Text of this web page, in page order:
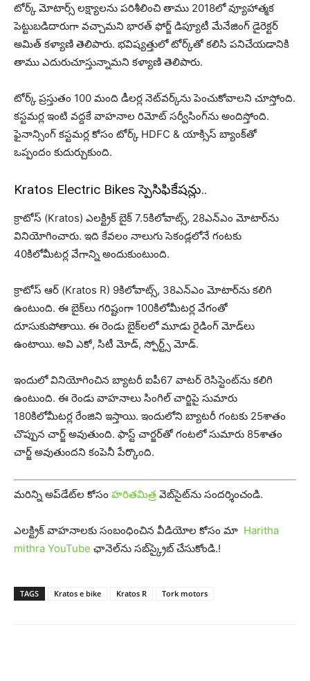
టోర్క్ మోటార్స్ ల‌క్ష్యాల‌ను ప‌రిశీలించి తాము 2018లో వ్యూహాత్మక
పెట్టుబడిదారుగా వచ్చామని భారత్ ఫోర్జ్ డిప్యూటీ మేనేజింగ్ డైరెక్టర్
అమిత్ కళ్యాణి తెలిపారు. భవిష్యత్తులో టోర్క్‌తో కలిసి పనిచేయడానికి
తాము ఎదురుచూస్తున్నామని కళ్యాణి తెలిపారు.
టోర్క్ ప్రస్తుతం 100 మంది డీలర్ల నెట్‌వర్క్‌ను పెంచుకోవాల‌ని చూస్తోంది.
కస్టమర్ల ఇంటి వద్దకే వాహనాల రిమోట్ సర్వీసింగ్‌ను అందిస్తోంది.
ఫైనాన్సింగ్ కస్టమర్ల కోసం టోర్క్ HDFC & యాక్సిస్ బ్యాంక్‌తో
ఒప్పందం కుదుర్చుకుంది.
Kratos Electric Bikes స్పెసిఫికేష‌న్లు..
క్రాటోస్ (Kratos) ఎల‌క్ట్రిక్ బైక్ 7.5కిలోవాట్స్, 28ఎన్ఎం మోటార్‌ను
వినియోగించారు. ఇది కేవ‌లం నాలుగు సెకండ్ల‌లోనే గంట‌కు
40కిలోమీట‌ర్ల వేగాన్ని అందుకుంటుంది.
క్రాటోస్ ఆర్ (Kratos R) 9కిలోవాట్స్‌, 38ఎన్ఎం మోటార్‌ను క‌లిగి
ఉంటుంది. ఈ బైక్‌లు గ‌రిష్టంగా 100కిలోమీట‌ర్ల వేగంతో
దూసుకుపోతాయి. ఈ రెండు బైక్‌లలో మూడు రైడింగ్ మోడ్‌లు
ఉంటాయి. అవి ఎకో, సిటీ మోడ్‌, స్పోర్ట్స్ మోడ్‌.
ఇందులో వినియోగించిన బ్యాట‌రీ ఐపీ67 వాట‌ర్ రెసిస్టెంట్‌ను క‌లిగి
ఉంటుంది. ఈ రెండు వాహ‌నాలు సింగిల్ చార్జిపై సుమారు
180కిలోమీట‌ర్ల రేంజిని ఇస్తాయి. ఇందులోని బ్యాట‌రీ గంట‌కు 25శాతం
చొప్పున చార్జ్ అవుతుంది. ఫాస్ట్ చార్జ‌ర్‌తో గంట‌లో సుమారు 85శాతం
చార్జ్ అవుతుంద‌ని కంపెనీ పేర్కొంది.
మరిన్ని అప్‌డేట్‌ల కోసం హ‌రిత‌మిత్ర వెబ్‌సైట్‌ను సంద‌ర్శించండి.
ఎల‌క్ట్రిక్ వాహ‌నాల‌కు సంబంధించిన వీడియోల కోసం మా Haritha
mithra YouTube ఛానెల్‌ను స‌బ్‌స్క్రైబ్ చేసుకోండి.!
TAGS Kratos e bike Kratos R Tork motors